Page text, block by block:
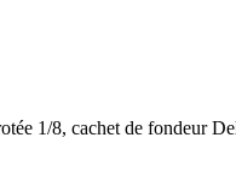
1/8, cachet de fondeur